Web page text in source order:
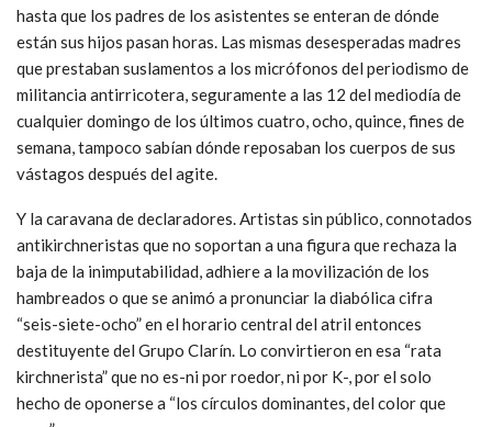
hasta que los padres de los asistentes se enteran de dónde
están sus hijos pasan horas. Las mismas desesperadas madres
que prestaban suslamentos a los micrófonos del periodismo de
militancia antirricotera, seguramente a las 12 del mediodía de
cualquier domingo de los últimos cuatro, ocho, quince, fines de
semana, tampoco sabían dónde reposaban los cuerpos de sus
vástagos después del agite.
Y la caravana de declaradores. Artistas sin público, connotados
antikirchneristas que no soportan a una figura que rechaza la
baja de la inimputabilidad, adhiere a la movilización de los
hambreados o que se animó a pronunciar la diabólica cifra
“seis-siete-ocho” en el horario central del atril entonces
destituyente del Grupo Clarín. Lo convirtieron en esa “rata
kirchnerista” que no es-ni por roedor, ni por K-, por el solo
hecho de oponerse a “los círculos dominantes, del color que